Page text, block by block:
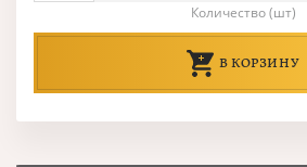
Количество (шт)
В КОРЗИНУ